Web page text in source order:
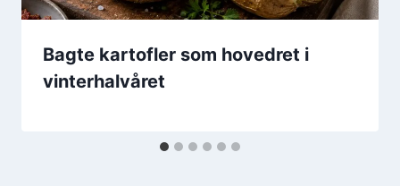
Bagte kartofler som hovedret i
vinterhalvåret